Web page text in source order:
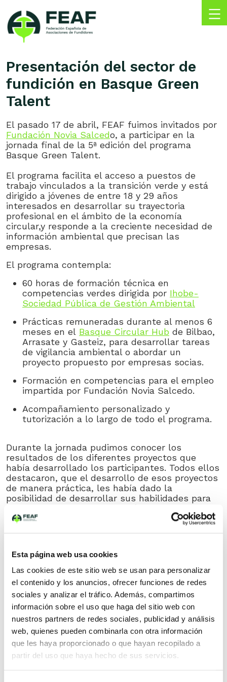
Esta página web usa cookies
Las cookies de este sitio web se usan para personalizar
el contenido y los anuncios, ofrecer funciones de redes
sociales y analizar el tráfico. Además, compartimos
información sobre el uso que haga del sitio web con
nuestros partners de redes sociales, publicidad y análisis
web, quienes pueden combinarla con otra información
que les haya proporcionado o que hayan recopilado a
partir del uso que haya hecho de sus servicios.
content
Española
de
Asociaciones
de
Fundidores
Presentación del sector de
fundición en Basque Green
Talent
El pasado 17 de abril, FEAF fuimos invitados por
Fundación Novia Salcedo, a participar en la
jornada final de la 5ª edición del programa
Basque Green Talent.
El programa facilita el acceso a puestos de
trabajo vinculados a la transición verde y está
dirigido a jóvenes de entre 18 y 29 años
interesados en desarrollar su trayectoria
profesional en el ámbito de la economía
circular,y responde a la creciente necesidad de
información ambiental que precisan las
empresas.
El programa contempla:
60 horas de formación técnica en
competencias verdes dirigida por Ihobe-
Sociedad Pública de Gestión Ambiental
Prácticas remuneradas durante al menos 6
meses en el Basque Circular Hub de Bilbao,
Arrasate y Gasteiz, para desarrollar tareas
de vigilancia ambiental o abordar un
proyecto propuesto por empresas socias.
Formación en competencias para el empleo
impartida por Fundación Novia Salcedo.
Acompañamiento personalizado y
tutorización a lo largo de todo el programa.
Durante la jornada pudimos conocer los
resultados de los diferentes proyectos que
había desarrollado los participantes. Todos ellos
destacaron, que el desarrollo de esos proyectos
de manera práctica, les había dado la
posibilidad de desarrollar sus habilidades para
conocimiento sobre lo que es trabajar en una
empresa y el desarrollo de conocimientos
Por parte de FEAF tuvimos la oportunidad de
contar a los asistentes, qué es el sector de
fundición, qué es lo que hacemos, la presencia
de las piezas fundidas en nuestro día a día, las
oportunidades laborales que ofrece a las
personas jóvenes, la bolsa de empleo de FEAF,
así como la estrecha relación de nuestro sector
con los temas que han abordado durante su
período formativo (economía circular,
descarbonización, análisis ciclo de vida, huella
de carbono, gestión ambiental, …).